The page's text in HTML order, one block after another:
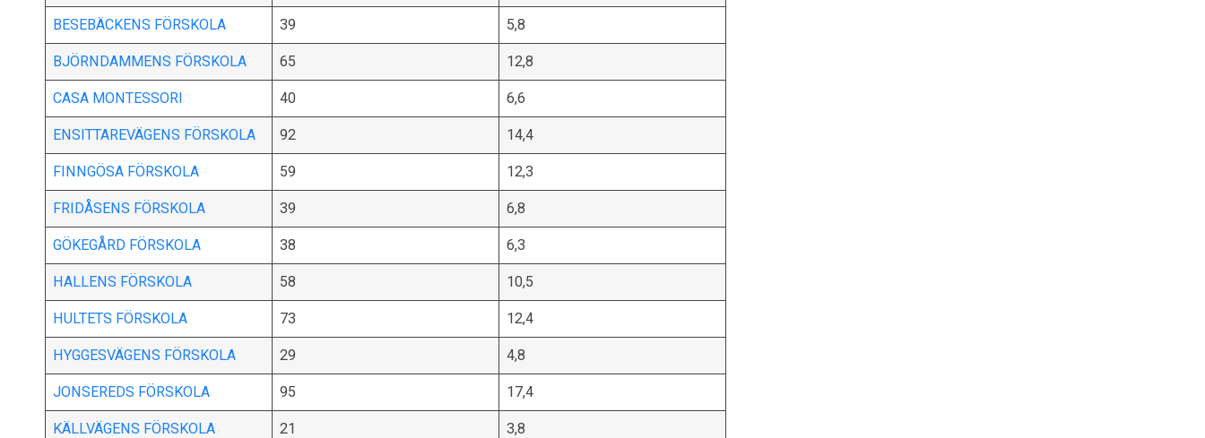
BESEBÄCKENS FÖRSKOLA 39 5,8
BJÖRNDAMMENS FÖRSKOLA 65 12,8
CASA MONTESSORI 40 6,6
ENSITTAREVÄGENS FÖRSKOLA 92 14,4
FINNGÖSA FÖRSKOLA 59 12,3
FRIDÅSENS FÖRSKOLA 39 6,8
GÖKEGÅRD FÖRSKOLA 38 6,3
HALLENS FÖRSKOLA 58 10,5
HULTETS FÖRSKOLA 73 12,4
HYGGESVÄGENS FÖRSKOLA 29 4,8
JONSEREDS FÖRSKOLA 95 17,4
KÄLLVÄGENS FÖRSKOLA 21 3,8